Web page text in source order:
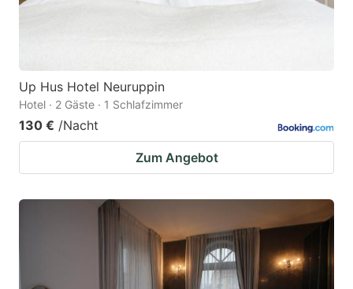
changing
dates.
keyboard
Up Hus Hotel Neuruppin
Hotel · 2 Gäste · 1 Schlafzimmer
130 € /Nacht
Zum Angebot